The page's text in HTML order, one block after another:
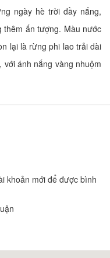
ngày hè trời đầy nắng,
thêm ấn tượng. Màu nước
lại là rừng phi lao trải dài
ánh nắng vàng nhuộm
khoản mới để được bình